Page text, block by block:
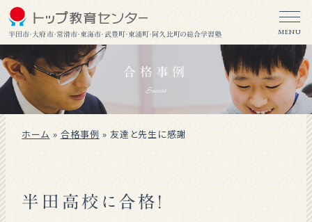
半田市・大府市・常滑市・東海市・武豊町・東浦町・阿久比町の総合学習塾 MENU
合格事例
Success
ホーム»合格事例»友達と先生に感謝
半田高校に合格！